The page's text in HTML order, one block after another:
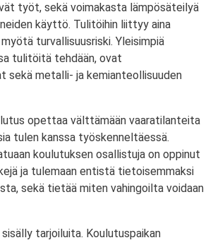
työt, sekä voimakasta lämpösäteilyä
käyttö. Tulitöihin liittyy aina
turvallisuusriski. Yleisimpiä
tulitöitä tehdään, ovat
sekä metalli- ja kemianteollisuuden
opettaa välttämään vaaratilanteita
tulen kanssa työskenneltäessä.
koulutuksen osallistuja on oppinut
ja tulemaan entistä tietoisemmaksi
sekä tietää miten vahingoilta voidaan
tarjoiluita. Koulutuspaikan